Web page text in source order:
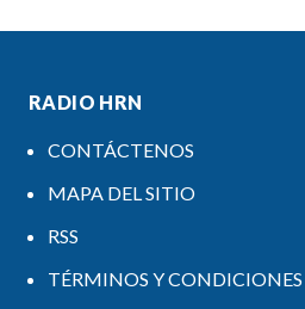
RADIO HRN
CONTÁCTENOS
MAPA DEL SITIO
RSS
TÉRMINOS Y CONDICIONES